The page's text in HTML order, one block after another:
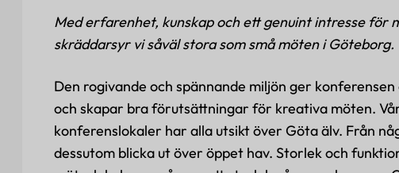
Med erfarenhet, kunskap och ett genuint intresse för
skräddarsyr vi såväl stora som små möten i Göteborg.
Den rogivande och spännande miljön ger
och skapar bra förutsättningar för kreativa möten.
konferenslokaler har alla utsikt över Göta älv. Från
dessutom blicka ut över öppet hav. Storlek och